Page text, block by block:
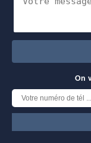
On